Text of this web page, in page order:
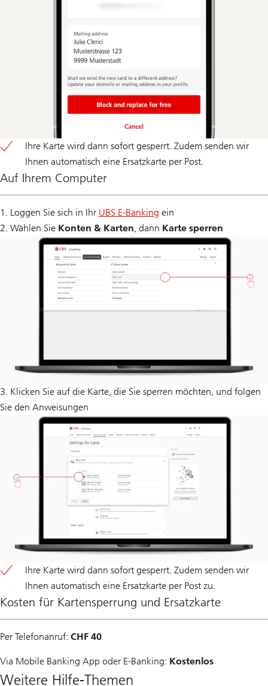
Ihre Karte wird dann sofort gesperrt. Zudem senden wir
Ihnen automatisch eine Ersatzkarte per Post.
Auf Ihrem Computer
1. Loggen Sie sich in Ihr UBS E-Banking ein
2. Wählen Sie Konten & Karten, dann Karte sperren
3. Klicken Sie auf die Karte, die Sie sperren möchten, und folgen
Sie den Anweisungen
Ihre Karte wird dann sofort gesperrt. Zudem senden wir
Ihnen automatisch eine Ersatzkarte per Post zu.
Kosten für Kartensperrung und Ersatzkarte
Per Telefonanruf: CHF 40
Via Mobile Banking App oder E-Banking: Kostenlos
Weitere Hilfe-Themen